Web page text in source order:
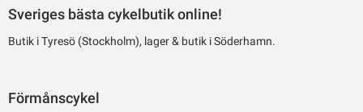
Sveriges bästa cykelbutik online!
Butik i Tyresö (Stockholm), lager & butik i Söderhamn.
Förmånscykel